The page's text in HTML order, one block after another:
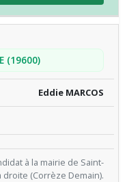
(19600)
Eddie MARCOS
à la mairie de Saint-
(Corrèze Demain).